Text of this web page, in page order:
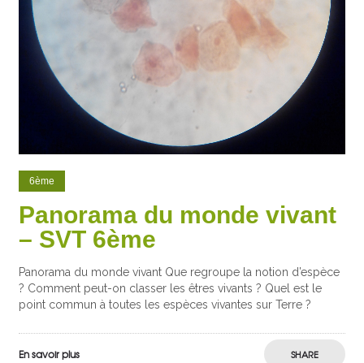
6ème
Panorama du monde vivant
– SVT 6ème
Panorama du monde vivant Que regroupe la notion d’espèce
? Comment peut-on classer les êtres vivants ? Quel est le
point commun à toutes les espèces vivantes sur Terre ?
En savoir plus SHARE